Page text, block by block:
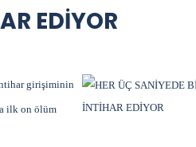
EDİYOR
girişiminin
ilk on ölüm